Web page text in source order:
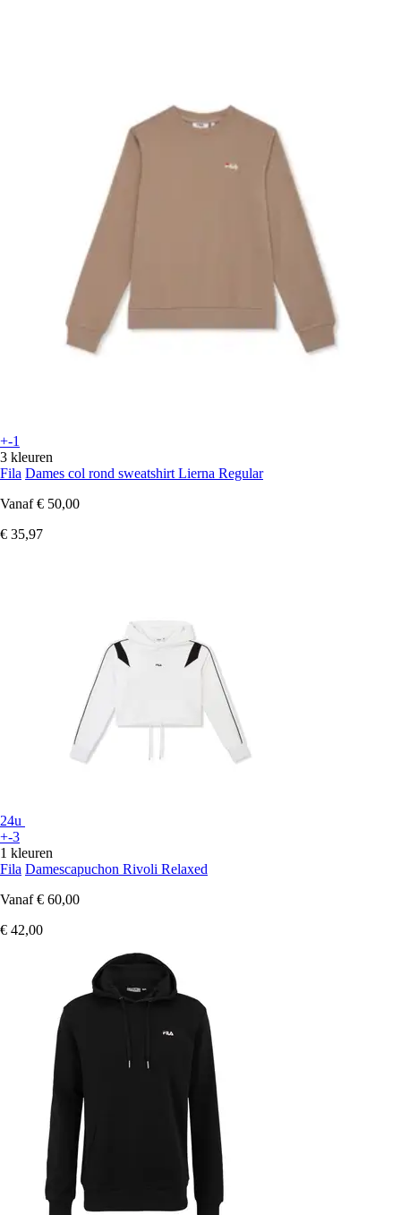
+-1
3 kleuren
Fila Dames col rond sweatshirt Lierna Regular
Vanaf € 50,00
€ 35,97
24u
+-3
1 kleuren
Fila Damescapuchon Rivoli Relaxed
Vanaf € 60,00
€ 42,00